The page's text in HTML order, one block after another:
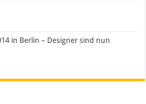
in Berlin – Designer sind nun